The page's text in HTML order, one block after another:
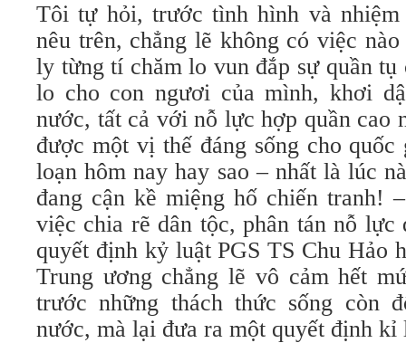
Tôi tự hỏi, trước tình hình và
nêu trên, chẳng lẽ không có việc
ly từng tí chăm lo vun đắp sự quần tụ
lo cho con ngươi của mình, khơi
nước, tất cả với nỗ lực hợp quần cao
được một vị thế đáng sống cho
loạn hôm nay hay sao – nhất là lúc
đang cận kề miệng hố chiến tranh!
việc chia rẽ dân tộc, phân tán nỗ lực
quyết định kỷ luật PGS TS Chu Hảo
Trung ương chẳng lẽ vô cảm hết
trước những thách thức sống còn
nước, mà lại đưa ra một quyết định kỉ